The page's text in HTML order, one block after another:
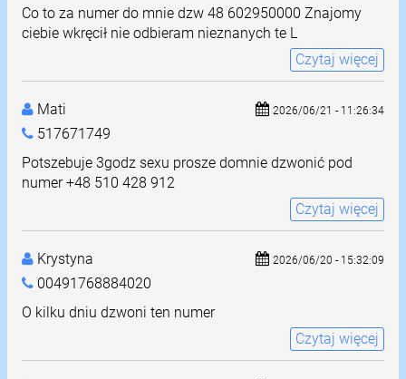
Co to za numer do mnie dzw 48 602950000 Znajomy
ciebie wkręcił nie odbieram nieznanych te L
Czytaj więcej
Mati
517671749
2026/06/21 - 11:26:34
Potszebuje 3godz sexu prosze domnie dzwonić pod
numer +48 510 428 912
Czytaj więcej
Krystyna
00491768884020
2026/06/20 - 15:32:09
O kilku dniu dzwoni ten numer
Czytaj więcej